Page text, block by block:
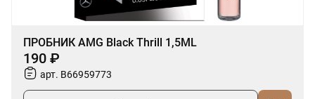
ПРОБНИК AMG Black Thrill 1,5ML
190 ₽
арт. B66959773